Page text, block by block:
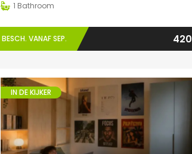
1 Bathroom
BESCH. VANAF SEP.
IN DE KIJKER